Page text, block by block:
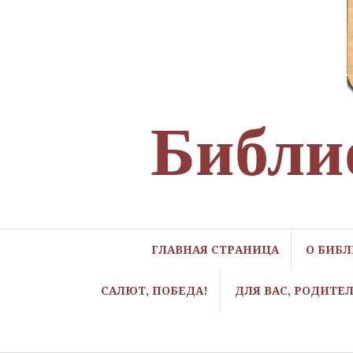
ГЛАВНАЯ СТРАНИЦА О
САЛЮТ, ПОБЕДА! ДЛЯ ВАС,